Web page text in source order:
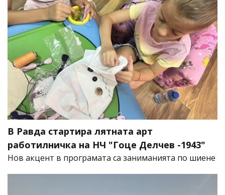
В Равда стартира лятната арт
работилничка на НЧ "Гоце Делчев -1943"
Нов акцент в програмата са заниманията по шиене